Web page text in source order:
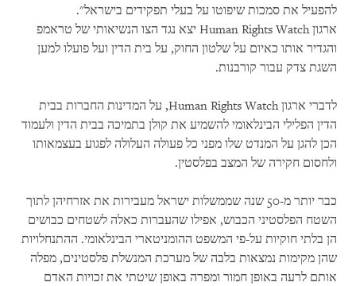
להפעיל את סמכות שיפוטו על בעלי תפקידים בישראל".
ארגון Human Rights Watch יצא נגד הצו הנשיאותי של טראמפ
והגדיר אותו כאיום על שלטון החוק, על בית הדין ועל פועלו למען
השגת צדק עבור קורבנות.
לדברי ארגון Human Rights Watch, על המדינות החברות בבית
הדין הפלילי הבינלאומי להשמיע את קולן בתמיכה בבית הדין ולעמוד
הכן להגן על המנדט שלו מפני כל פעולה העלולה לפגוע בעצמאותו
ולחסום חקירה של המצב בפלסטין.
כבר יותר מ-50 שנה שממשלות ישראל מעבירות את אזרחיהן לתוך
השטח הפלסטיני הכבוש, אפילו שהעברות כאלה לשטחים כבושים
הן בלתי חוקיות על-פי המשפט ההומניטארי הבינלאומי. ההתנחלויות
שהן מקימות נמצאות בלבה של מערכת המנשלת פלסטינים, מפלה
אותם לרעה באופן חמור ומפרה באופן שיטתי את זכויות האדם